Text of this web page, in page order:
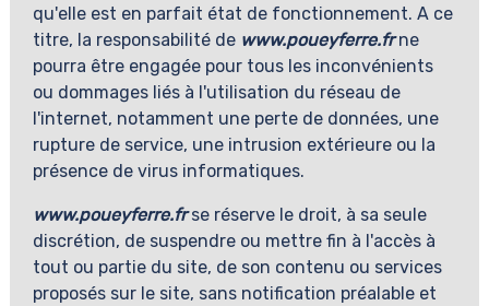
qu'elle est en parfait état de fonctionnement. A ce
titre, la responsabilité de www.poueyferre.frne
pourra être engagée pour tous les inconvénients
ou dommages liés à l'utilisation du réseau de
l'internet, notamment une perte de données, une
rupture de service, une intrusion extérieure ou la
présence de virus informatiques.
www.poueyferre.frse réserve le droit, à sa seule
discrétion, de suspendre ou mettre fin à l'accès à
tout ou partie du site, de son contenu ou services
proposés sur le site, sans notification préalable et